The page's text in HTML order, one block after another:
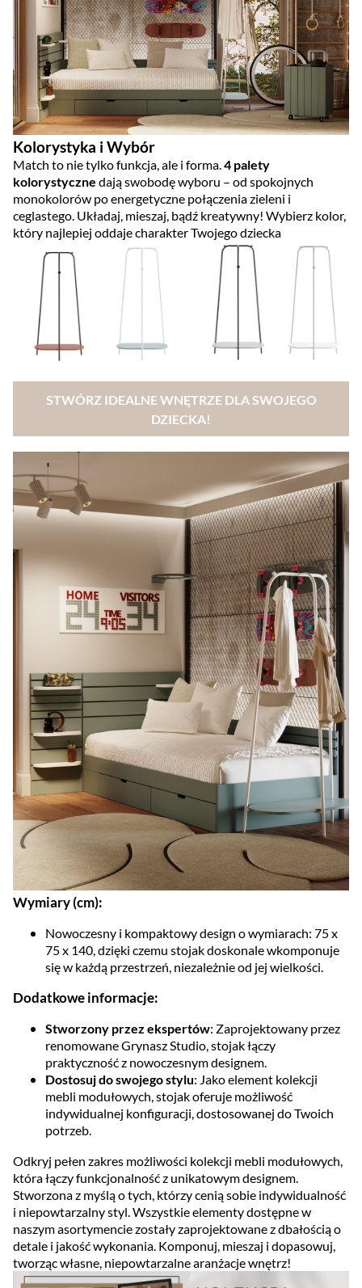
Kolorystyka i Wybór
Match to nie tylko funkcja, ale i forma.4 palety
kolorystyczne dają swobodę wyboru – od spokojnych
monokolorów po energetyczne połączenia zieleni i
ceglastego. Układaj, mieszaj, bądź kreatywny! Wybierz kolor,
który najlepiej oddaje charakter Twojego dziecka
STWÓRZ IDEALNE WNĘTRZE DLA SWOJEGO
DZIECKA!
Wymiary (cm):
Nowoczesny i kompaktowy design o wymiarach: 75 x
75 x 140, dzięki czemu stojak doskonale wkomponuje
się w każdą przestrzeń, niezależnie od jej wielkości.
Dodatkowe informacje:
Stworzony przez ekspertów: Zaprojektowany przez
renomowane Grynasz Studio, stojak łączy
praktyczność z nowoczesnym designem.
Dostosuj do swojego stylu: Jako element kolekcji
mebli modułowych, stojak oferuje możliwość
indywidualnej konfiguracji, dostosowanej do Twoich
potrzeb.
Odkryj pełen zakres możliwości kolekcji mebli modułowych,
która łączy funkcjonalność z unikatowym designem.
Stworzona z myślą o tych, którzy cenią sobie indywidualność
i niepowtarzalny styl. Wszystkie elementy dostępne w
naszym asortymencie zostały zaprojektowane z dbałością o
detale i jakość wykonania. Komponuj, mieszaj i dopasowuj,
tworząc własne, niepowtarzalne aranżacje wnętrz!